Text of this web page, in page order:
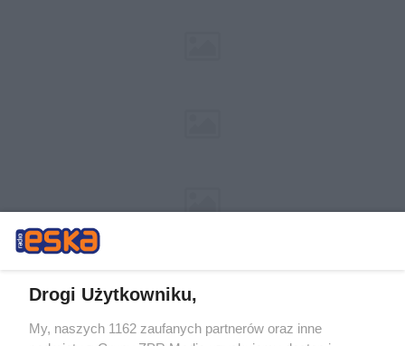
Drogi Użytkowniku,
My, naszych 1162 zaufanych partnerów oraz inne